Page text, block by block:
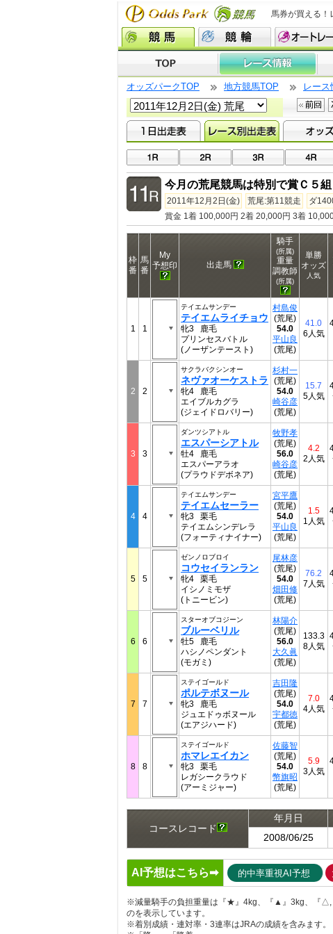
馬券が買える！
オッズパークTOP 地方競馬TOP レース
今月の荒尾競馬は特別で賞Ｃ５組
2011年12月2日(金) 荒尾:第11競走 ダ
賞金 1着 100,000円 2着 20,000円 3着
枠
番
馬
番
My
予想印
出走馬
騎手
(所属)
重量
調教師
(所属)
単勝
オッズ
人気
1 1
テイエムサンデー
テイエムライチョウ
牝3 鹿毛
プリンセスバトル
(ノーザンテースト)
村島俊
(荒尾)
54.0
平山良
(荒尾)
41.0
6人気
2 2
サクラバクシンオー
ネヴァオーケストラ
牝4 鹿毛
エイブルカグラ
(ジェイドロバリー)
杉村一
(荒尾)
54.0
崎谷彦
(荒尾)
15.7
5人気
3 3
ダンツシアトル
エスパーシアトル
牡4 鹿毛
エスパーアラオ
(プラウドデボネア)
牧野孝
(荒尾)
56.0
崎谷彦
(荒尾)
4.2
2人気
4 4
テイエムサンデー
テイエムセーラー
牝3 栗毛
テイエムシンデレラ
(フォーティナイナー)
宮平鷹
(荒尾)
54.0
平山良
(荒尾)
1.5
1人気
5 5
ゼンノロブロイ
コウセイランラン
牝4 栗毛
イシノミモザ
(トニービン)
尾林彦
(荒尾)
54.0
畑田修
(荒尾)
76.2
7人気
6 6
スターオブコジーン
ブルーベリル
牡5 鹿毛
ハシノペンダント
(モガミ)
林陽介
(荒尾)
56.0
大久眞
(荒尾)
133.3
8人気
7 7
ステイゴールド
ポルテボヌール
牝3 鹿毛
ジュエドゥボヌール
(エアジハード)
吉田隆
(荒尾)
54.0
宇都徳
(荒尾)
7.0
4人気
8 8
ステイゴールド
ホマレエイカン
牝3 栗毛
レガシークラウド
(アーミジャー)
佐藤智
(荒尾)
54.0
幣旗昭
(荒尾)
5.9
3人気
コースレコード
年月日
2008/06/25
AI予想はこちら➡ 的中率重視AI予想
※減量騎手の負担重量は『★』4kg、『▲』3kg、『
のを表示しています。
※着別成績・連対率・3連率はJRAの成績を含みます。